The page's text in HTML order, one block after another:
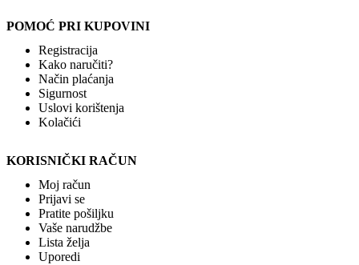
POMOĆ PRI KUPOVINI
Registracija
Kako naručiti?
Način plaćanja
Sigurnost
Uslovi korištenja
Kolačići
KORISNIČKI RAČUN
Moj račun
Prijavi se
Pratite pošiljku
Vaše narudžbe
Lista želja
Uporedi